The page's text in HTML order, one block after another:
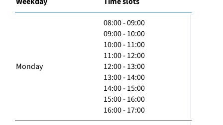
Monday
08:00 - 09:00
09:00 - 10:00
10:00 - 11:00
11:00 - 12:00
12:00 - 13:00
13:00 - 14:00
14:00 - 15:00
15:00 - 16:00
16:00 - 17:00